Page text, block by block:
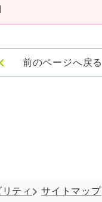
前のページへ戻る
ティ サイトマップ